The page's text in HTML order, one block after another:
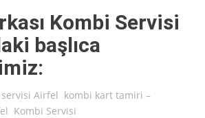
Kombi Servisi
başlıca
Airfel kombi kart tamiri –
Kombi Servisi